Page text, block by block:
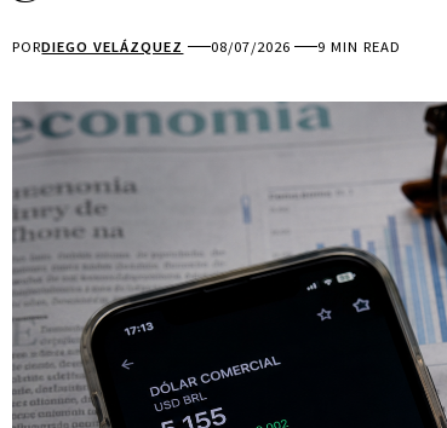
PORDIEGO VELÁZQUEZ 08/07/2026 9 MIN READ